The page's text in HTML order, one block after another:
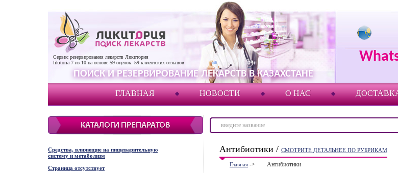
Сервис резервирования лекарств Ликитория
likitoria 7 из 10 на основе 59 оценок. 59 клиентских отзывов
ПОИСК И РЕЗЕРВИРОВАНИЕ ЛЕКАРСТВ В КАЗАХСТАНЕ
ГЛАВНАЯ НОВОСТИ О НАС
Средства, влияющие на пищеварительную
систему и метаболизм
Страница отсутствует
Антибиотики / СМОТРИТЕ ДЕТАЛЬНЕЕ ПО РУБРИКАМ
Главная ->
Антибиотики